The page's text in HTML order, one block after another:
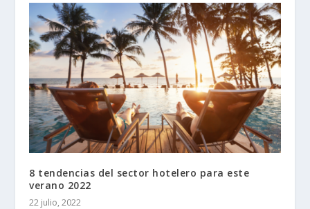
8 tendencias del sector hotelero para este
verano 2022
22 julio, 2022